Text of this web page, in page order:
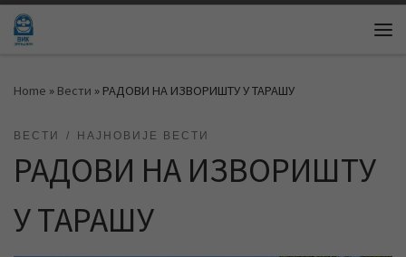
Skip to content
Home » Вести » РАДОВИ НА ИЗВОРИШТУ У ТАРАШУ
ВЕСТИ НАЈНОВИЈЕ ВЕСТИ
РАДОВИ НА ИЗВОРИШТУ
У ТАРАШУ